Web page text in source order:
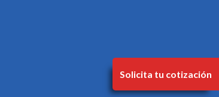
Solicita tu cotización